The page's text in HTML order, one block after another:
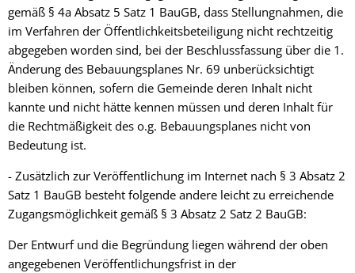
gemäß § 4a Absatz 5 Satz 1 BauGB, dass Stellungnahmen, die
im Verfahren der Öffentlichkeitsbeteiligung nicht rechtzeitig
abgegeben worden sind, bei der Beschlussfassung über die 1.
Änderung des Bebauungsplanes Nr. 69 unberücksichtigt
bleiben können, sofern die Gemeinde deren Inhalt nicht
kannte und nicht hätte kennen müssen und deren Inhalt für
die Rechtmäßigkeit des o.g. Bebauungsplanes nicht von
Bedeutung ist.
- Zusätzlich zur Veröffentlichung im Internet nach § 3 Absatz 2
Satz 1 BauGB besteht folgende andere leicht zu erreichende
Zugangsmöglichkeit gemäß § 3 Absatz 2 Satz 2 BauGB:
Der Entwurf und die Begründung liegen während der oben
angegebenen Veröffentlichungsfrist in der